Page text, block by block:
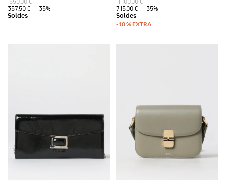
357,50 €
-35%
715,00 €
-35%